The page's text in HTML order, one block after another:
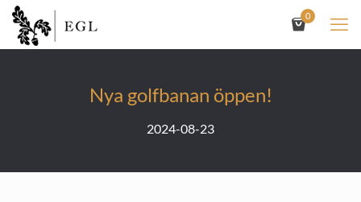
0
Nya golfbanan öppen!
2024-08-23